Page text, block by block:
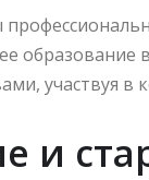
образование
участвуя в
и